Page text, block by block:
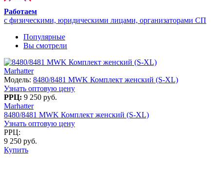
Работаем
с физическими, юридическими лицами, организаторами СП
Популярные
Вы смотрели
Marhatter
Модель: 8480/8481 MWK Комплект женский (S-XL)
Узнать оптовую цену
РРЦ: 9 250 руб.
Marhatter
8480/8481 MWK Комплект женский (S-XL)
Узнать оптовую цену
РРЦ:
9 250 руб.
Купить